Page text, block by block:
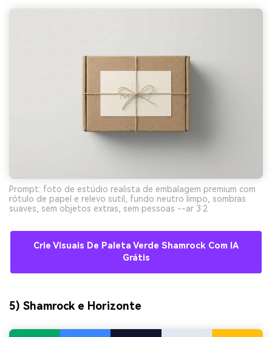
Prompt: foto de estúdio realista de embalagem premium com
rótulo de papel e relevo sutil, fundo neutro limpo, sombras
suaves, sem objetos extras, sem pessoas --ar 3:2
Crie Visuais De Paleta Verde Shamrock Com IA
Grátis
5) Shamrock e Horizonte